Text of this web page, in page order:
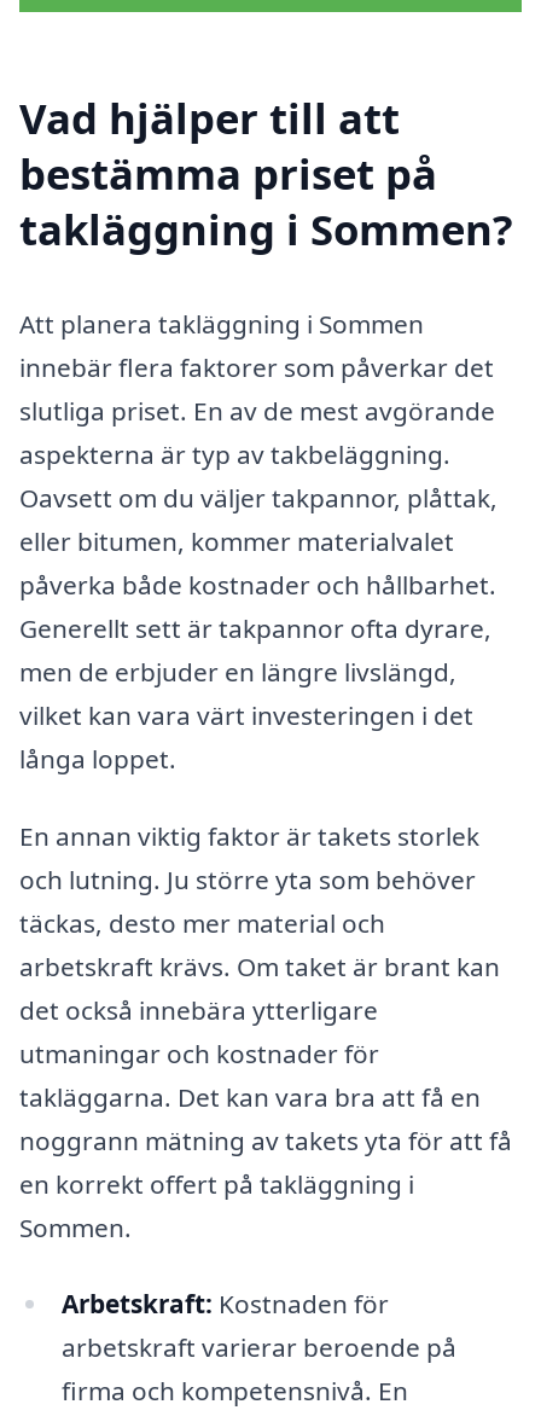
Vad hjälper till att
bestämma priset på
takläggning i Sommen?
Att planera takläggning i Sommen
innebär flera faktorer som påverkar det
slutliga priset. En av de mest avgörande
aspekterna är typ av takbeläggning.
Oavsett om du väljer takpannor, plåttak,
eller bitumen, kommer materialvalet
påverka både kostnader och hållbarhet.
Generellt sett är takpannor ofta dyrare,
men de erbjuder en längre livslängd,
vilket kan vara värt investeringen i det
långa loppet.
En annan viktig faktor är takets storlek
och lutning. Ju större yta som behöver
täckas, desto mer material och
arbetskraft krävs. Om taket är brant kan
det också innebära ytterligare
utmaningar och kostnader för
takläggarna. Det kan vara bra att få en
noggrann mätning av takets yta för att få
en korrekt offert på takläggning i
Sommen.
Arbetskraft: Kostnaden för
arbetskraft varierar beroende på
firma och kompetensnivå. En